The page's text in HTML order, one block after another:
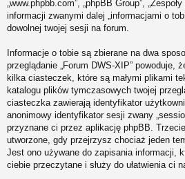
S
„www.phpbb.com”, „phpBB Group”,
informacji zwanymi dalej „informacjami o
dowolnej twojej sesji na forum.
Informacje o tobie są zbierane na dwa
przeglądanie „Forum DWS-XIP” powoduje,
kilka ciasteczek, które są małymi plikami
katalogu plików tymczasowych twojej
ciasteczka zawierają identyfikator
anonimowy identyfikator sesji zwany
przyznane ci przez aplikację phpBB.
utworzone, gdy przejrzysz chociaż jeden
Jest ono używane do zapisania informacji,
ciebie przeczytane i służy do ułatwienia ci